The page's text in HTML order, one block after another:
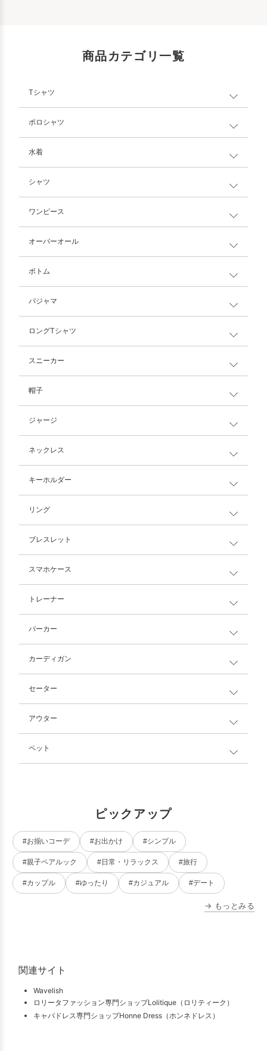
商品カテゴリ一覧
Tシャツ
ポロシャツ
水着
シャツ
ワンピース
オーバーオール
ボトム
パジャマ
ロングTシャツ
スニーカー
帽子
ジャージ
ネックレス
キーホルダー
リング
ブレスレット
スマホケース
トレーナー
パーカー
カーディガン
セーター
アウター
ペット
ピックアップ
#お揃いコーデ #お出かけ #シンプル
#親子ペアルック #日常・リラックス #旅行
#カップル #ゆったり #カジュアル #デート
→ もっとみる
関連サイト
Wavelish
ロリータファッション専門ショップLolitique（ロリティーク）
キャバドレス専門ショップHonne Dress（ホンネドレス）